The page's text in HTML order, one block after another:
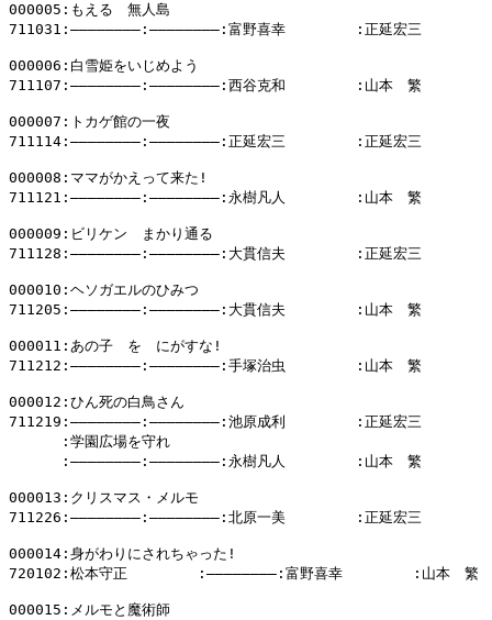
000005:もえる　無人島
711031:――――――――:――――――――:富野喜幸        :正延宏三
000006:白雪姫をいじめよう
711107:――――――――:――――――――:西谷克和        :山本　繁
000007:トカゲ館の一夜
711114:――――――――:――――――――:正延宏三        :正延宏三
000008:ママがかえって来た!
711121:――――――――:――――――――:永樹凡人        :山本　繁
000009:ビリケン　まかり通る
711128:――――――――:――――――――:大貫信夫        :正延宏三
000010:ヘソガエルのひみつ
711205:――――――――:――――――――:大貫信夫        :山本　繁
000011:あの子　を　にがすな!
711212:――――――――:――――――――:手塚治虫        :山本　繁
000012:ひん死の白鳥さん
711219:――――――――:――――――――:池原成利        :正延宏三
      :学園広場を守れ
      :――――――――:――――――――:永樹凡人        :山本　繁
000013:クリスマス・メルモ
711226:――――――――:――――――――:北原一美        :正延宏三
000014:身がわりにされちゃった!
720102:松本守正        :――――――――:富野喜幸        :山本　繁
000015:メルモと魔術師